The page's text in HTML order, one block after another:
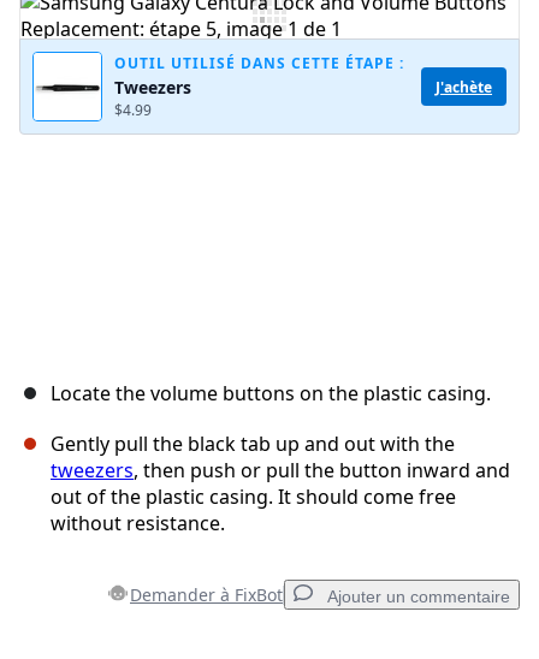
Ajouter un commentaire
OUTIL UTILISÉ DANS CETTE ÉTAPE :
Tweezers
$4.99
J'achète
Locate the volume buttons on the plastic casing.
Gently pull the black tab up and out with the
tweezers, then push or pull the button inward and
out of the plastic casing. It should come free
without resistance.
Demander à FixBot Ajouter un commentaire